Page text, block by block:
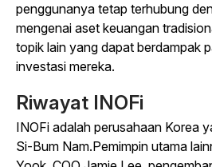
penggunanya tetap terhubung
mengenai aset keuangan
topik lain yang dapat berdampak
investasi mereka.
Riwayat INOFi
INOFi adalah perusahaan Korea
Si-Bum Nam.Pemimpin utama